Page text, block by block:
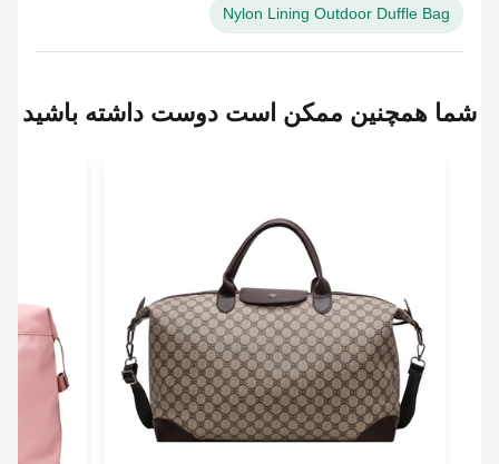
Nylon Lining Outdoor Duffle Bag
همچنین ممکن است دوست داشته باشید